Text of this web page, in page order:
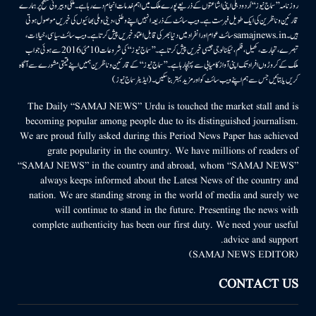
روزنامہ ’’سماج نیوز‘‘ اُردو دہلی اپنی اشاعتوں کے ذریعے پورے ملک میں اہم خدمات انجام دے رہا ہے۔ ملکی وبیرونی سطح پر ہمارے
قارئین وناظرین کی ایک طویل فہرست ہے۔ ویب سائٹ کے ذریعہ انہیں اپنے وطنی، دینی وملی بھائیوں کی خبریں موصول ہوتی
ہیں۔samajnews.inسائٹ عوام اور انفراد میں دنیا بھر کی قابل اعتماد خبریں پیش کرتا ہے۔ ویب سائٹ سیاسی، خیالات،
تبصرے، تجارت، کھیل، فلم، ٹیکنالوجی جیسی خبریں پیش کرتا ہے۔ ’’سماج نیوز‘‘ کی شروعات 10مئی 2016 سے ہوئی جو اب
ملک کے کروڑوں افراد تک اپنی آواز کامیابی سے پہنچا رہا ہے۔ ’’سماج نیوز‘‘ کے قارئین وناظرین ہمیں اپنے قیمتی مشورے سے آگاہ
کریں یا بتائیں جس سے ہم اپنے ویب سائٹ کو اور مزید بہتر بناسکیں۔ (ایڈیٹر سماج نیوز)
The Daily “SAMAJ NEWS” Urdu is touched the market stall and is
becoming popular among people due to its distinguished journalism.
We are proud fully asked during this Period News Paper has achieved
grate popularity in the country. We have millions of readers of
“SAMAJ NEWS” in the country and abroad, whom “SAMAJ NEWS”
always keeps informed about the Latest News of the country and
nation. We are standing strong in the world of media and surely we
will continue to stand in the future. Presenting the news with
complete authenticity has been our first duty. We need your useful
advice and support.
(SAMAJ NEWS EDITOR)
CONTACT US